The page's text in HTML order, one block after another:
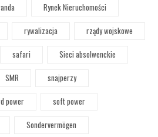
Rynek Nieruchomości
rywalizacja
rządy wojskowe
safari
Sieci absolwenckie
SMR
snajperzy
power
soft power
Sondervermögen